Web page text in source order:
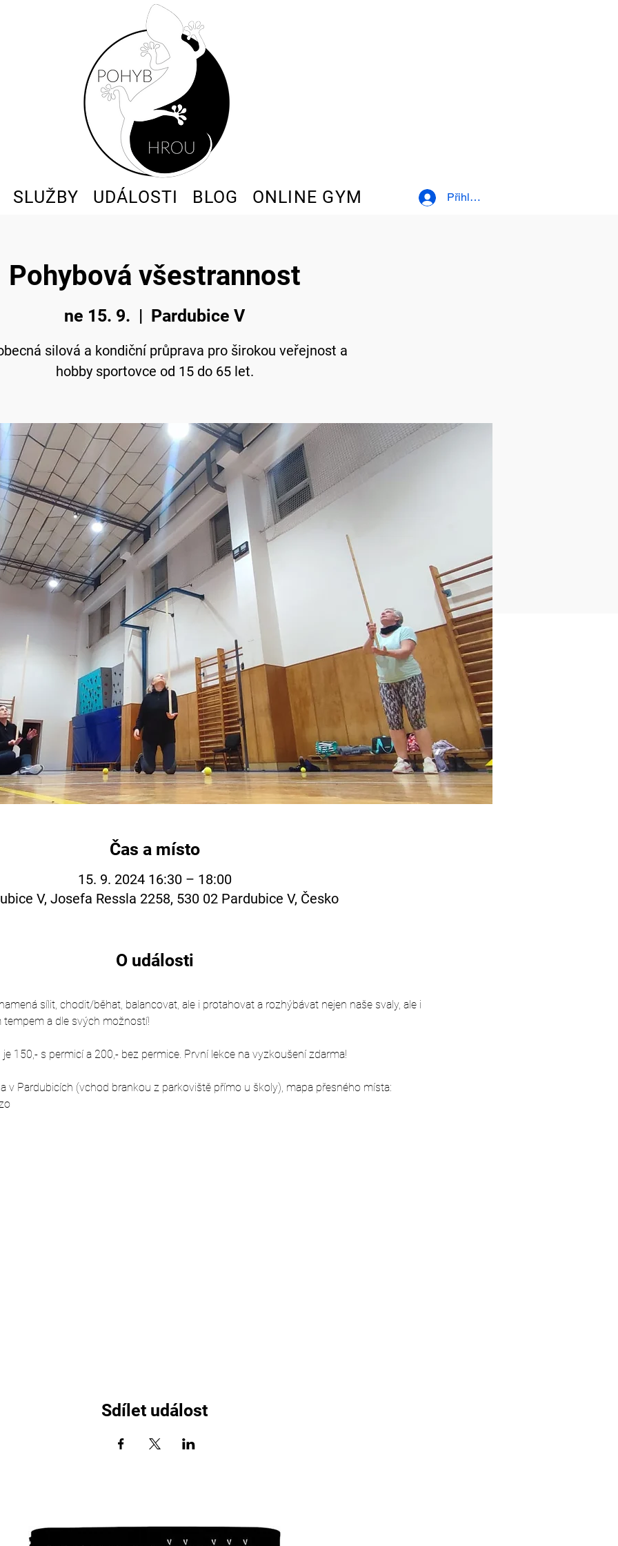
SLUŽBY UDÁLOSTI BLOG ONLINE GYM Přihlásit se
Pohybová všestrannost
ne 15. 9.
  |
Pardubice V
silová a kondiční průprava pro širokou veřejnost a
hobby sportovce od 15 do 65 let.
Čas a místo
15. 9. 2024 16:30 – 18:00
V, Josefa Ressla 2258, 530 02 Pardubice V, Česko
O události
sílit, chodit/běhat, balancovat, ale i protahovat a rozhýbávat nejen naše svaly, ale i
a dle svých možností!
150,- s permicí a 200,- bez permice. První lekce na vyzkoušení zdarma!
v Pardubicích (vchod brankou z parkoviště přímo u školy), mapa přesného místa:
Sdílet událost